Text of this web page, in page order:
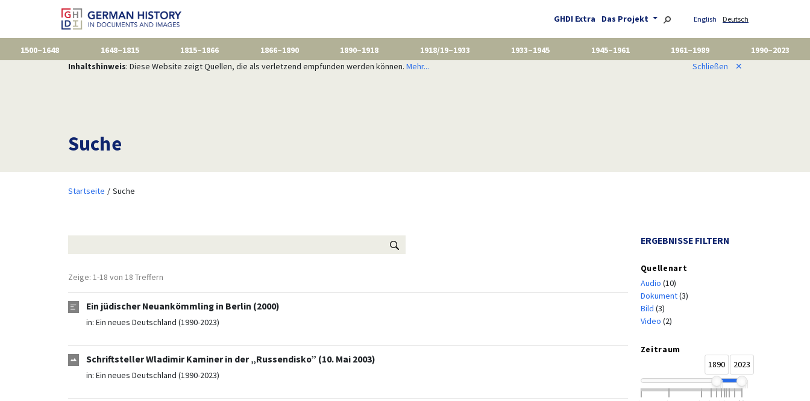
GHDI Extra Das Projekt English Deutsch
1500–1648 1648–1815 1815–1866 1866–1890 1890–1918 1918/19–1933 1933–1945 1945–1961 1961–1989
1990–2023
Inhaltshinweis: Diese Website zeigt Quellen, die als verletzend empfunden werden können. Mehr... Schließen ✕
Suche
Startseite Suche
Zeige: 1-18 von 18 Treffern
Ein jüdischer Neuankömmling in Berlin (2000)
in: Ein neues Deutschland (1990-2023)
Schriftsteller Wladimir Kaminer in der „Russendisko” (10. Mai 2003)
in: Ein neues Deutschland (1990-2023)
ERGEBNISSE FILTERN
Quellenart
Audio (10)
Dokument(3)
Bild (3)
Video (2)
Zeitraum
1890
2023